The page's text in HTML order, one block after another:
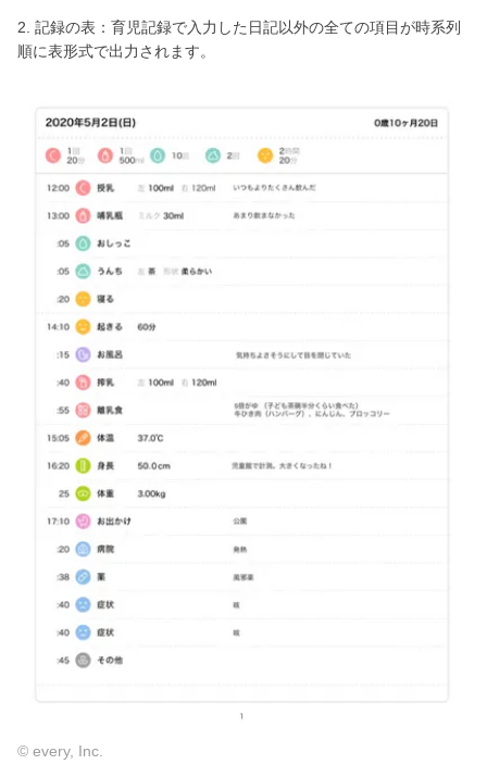
2. 記録の表：育児記録で入力した日記以外の全ての項目が時系列
順に表形式で出力されます。
© every, Inc.